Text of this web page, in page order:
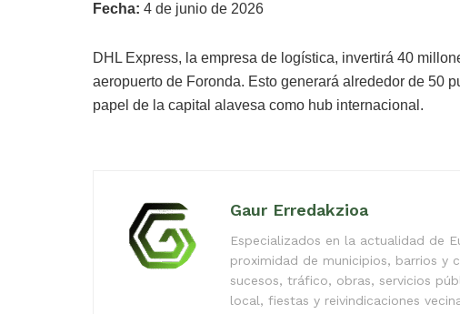
Fecha: 4 de junio de 2026
DHL Express, la empresa de logística, invertirá 40
aeropuerto de Foronda. Esto generará alrededor de 50
papel de la capital alavesa como hub internacional.
Gaur Erredakzioa
Especializados en la actualidad de
proximidad de municipios, barrios y
sucesos, tráfico, obras, servicios
local, fiestas y reivindicaciones